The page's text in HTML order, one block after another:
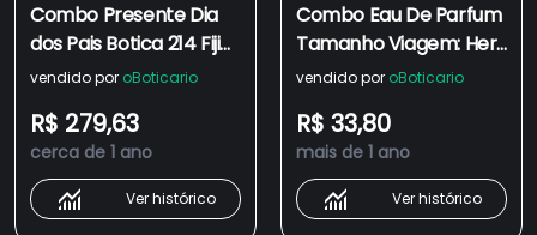
Combo Presente Dia
dos Pais Botica 214 Fiji
Paradise: Eau De
Desodorante
75g/125ml + Caixa de
Presente
vendido por oBoticario
R$ 279,63
cerca de 1 ano
Ver histórico
Combo Eau De Parfum
Tamanho Viagem: Her
Code 10ml + Botica 214
vendido por oBoticario
R$ 33,80
mais de 1 ano
Ver histórico